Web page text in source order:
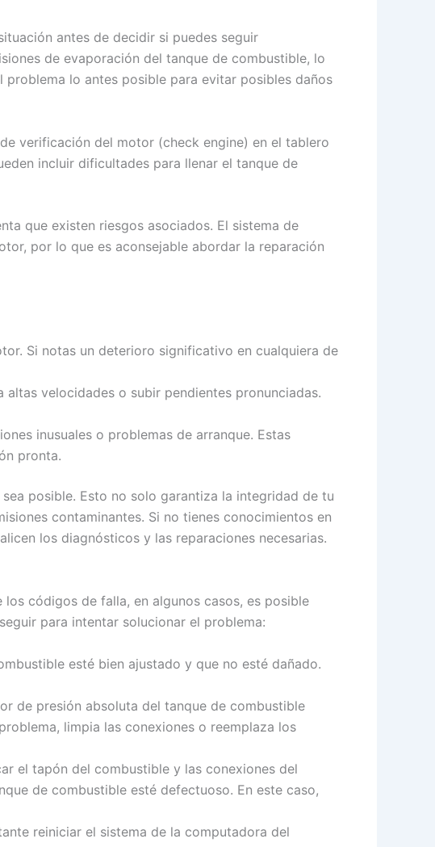
antes de decidir si puedes seguir
de evaporación del tanque de combustible, lo
lo antes posible para evitar posibles daños
verificación del motor (check engine) en el tablero
incluir dificultades para llenar el tanque de
que existen riesgos asociados. El sistema de
por lo que es aconsejable abordar la reparación
Si notas un deterioro significativo en cualquiera de
velocidades o subir pendientes pronunciadas.
inusuales o problemas de arranque. Estas
pronta.
posible. Esto no solo garantiza la integridad de tu
contaminantes. Si no tienes conocimientos en
los diagnósticos y las reparaciones necesarias.
códigos de falla, en algunos casos, es posible
para intentar solucionar el problema:
esté bien ajustado y que no esté dañado.
de presión absoluta del tanque de combustible
limpia las conexiones o reemplaza los
el tapón del combustible y las conexiones del
de combustible esté defectuoso. En este caso,
reiniciar el sistema de la computadora del